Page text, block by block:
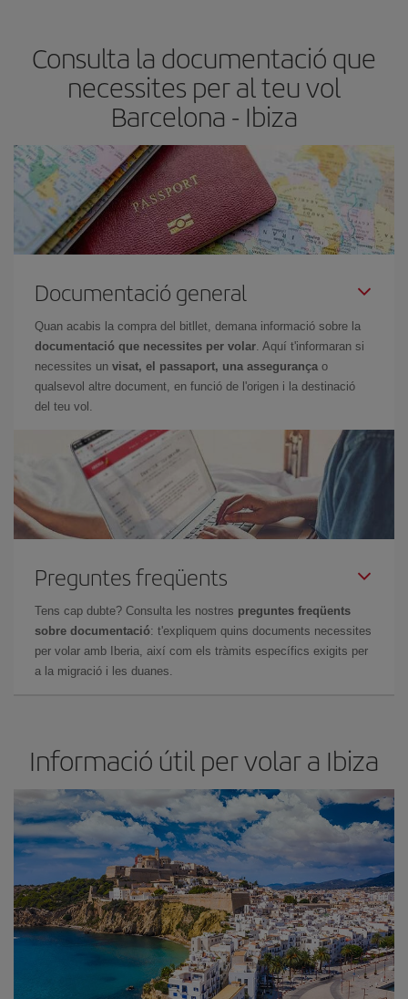
barats et sortiran. A més, si tens flexibilitat amb les dates i els
horaris del viatge, podràstriar el preu més barat.
Consulta la documentació que
necessites per al teu vol
Barcelona - Ibiza
Documentació general
Quan acabis la compra del bitllet, demana informació sobre la
documentació que necessites per volar. Aquí t'informaran si
necessites un visat, el passaport, una assegurança o
qualsevol altre document, en funció de l'origen i la destinació
del teu vol.
Preguntes freqüents
Tens cap dubte? Consulta les nostres preguntes freqüents
sobre documentació: t'expliquem quins documents necessites
per volar amb Iberia, així com els tràmits específics exigits per
a la migració i les duanes.
Informació útil per volar a Ibiza